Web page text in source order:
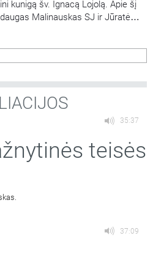
kunigą šv. Ignacą Lojolą. Apie šį
Malinauskas SJ ir Jūratė
35:37
teisės
37:09